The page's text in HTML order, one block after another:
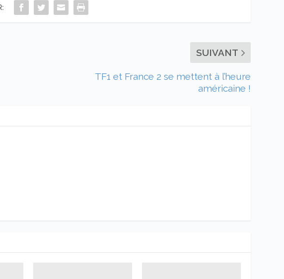
SUIVANT
TF1 et France 2 se mettent à l’heure
américaine !